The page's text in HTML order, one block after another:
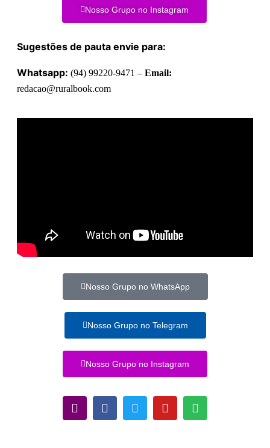
Nosso Grupo no Instagram
Sugestões de pauta envie para:
Whatsapp: (94) 99220-9471 – Email:
redacao@ruralbook.com
Nosso Grupo no WhatsApp
Nosso Grupo no Telegram
Nosso Grupo no Instagram